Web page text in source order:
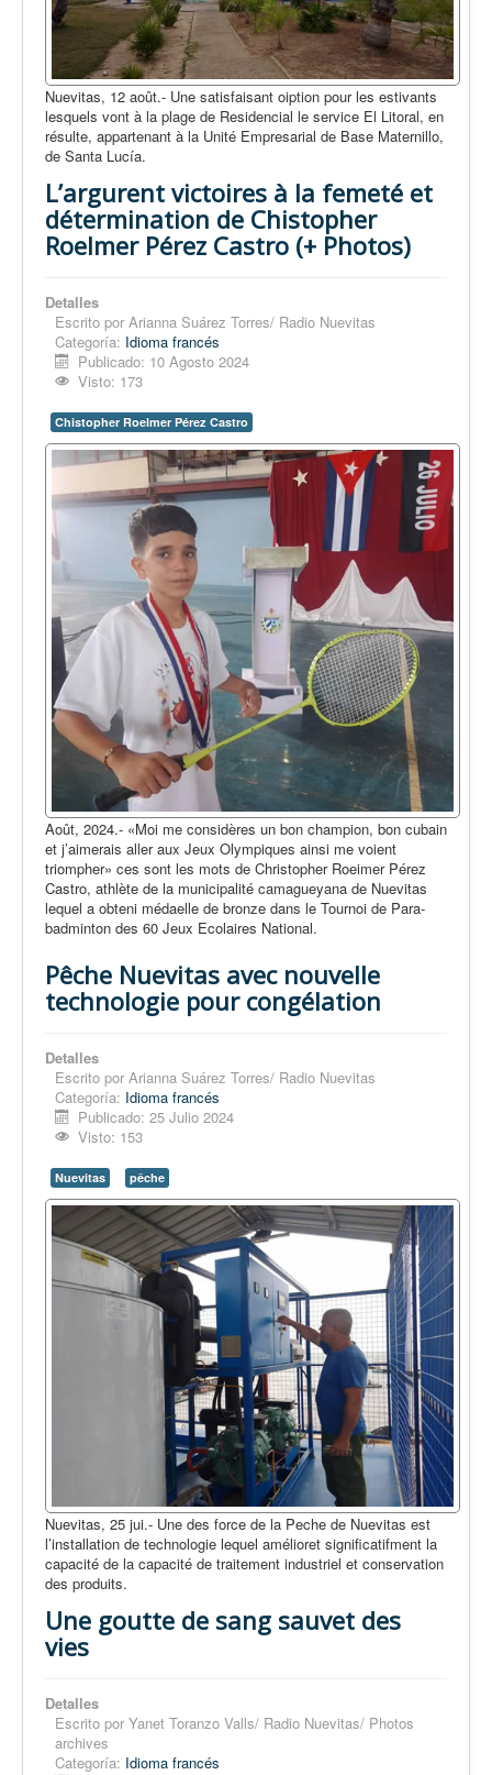
Nuevitas, 12 août.- Une satisfaisant oiption pour les estivants
lesquels vont à la plage de Residencial le service El Litoral, en
résulte, appartenant à la Unité Empresarial de Base Maternillo,
de Santa Lucía.
L’argurent victoires à la femeté et
détermination de Chistopher
Roelmer Pérez Castro (+ Photos)
Detalles
Escrito por Arianna Suárez Torres/ Radio Nuevitas
Categoría: Idioma francés
Publicado: 10 Agosto 2024
Visto: 173
Chistopher Roelmer Pérez Castro
Août, 2024.- «Moi me considères un bon champion, bon cubain
et j’aimerais aller aux Jeux Olympiques ainsi me voient
triompher» ces sont les mots de Christopher Roeimer Pérez
Castro, athlète de la municipalité camagueyana de Nuevitas
lequel a obteni médaelle de bronze dans le Tournoi de Para-
badminton des 60 Jeux Ecolaires National.
Pêche Nuevitas avec nouvelle
technologie pour congélation
Detalles
Escrito por Arianna Suárez Torres/ Radio Nuevitas
Categoría: Idioma francés
Publicado: 25 Julio 2024
Visto: 153
Nuevitas pêche
Nuevitas, 25 jui.- Une des force de la Peche de Nuevitas est
l’installation de technologie lequel amélioret significatifment la
capacité de la capacité de traitement industriel et conservation
des produits.
Une goutte de sang sauvet des
vies
Detalles
Escrito por Yanet Toranzo Valls/ Radio Nuevitas/ Photos
archives
Categoría: Idioma francés